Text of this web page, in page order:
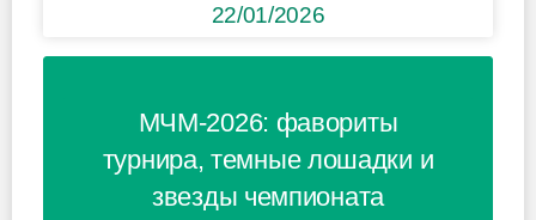
22/01/2026
МЧМ-2026: фавориты
турнира, темные лошадки и
звезды чемпионата